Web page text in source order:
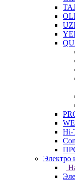
Hi-
Электро